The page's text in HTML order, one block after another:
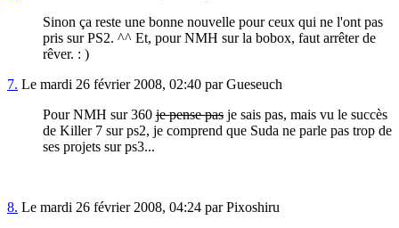
Sinon ça reste une bonne nouvelle pour ceux qui ne l'ont pas
pris sur PS2. ^^ Et, pour NMH sur la bobox, faut arrêter de
rêver. : )
7. Le mardi 26 février 2008, 02:40 par Gueseuch
Pour NMH sur 360 je pense pas je sais pas, mais vu le succès
de Killer 7 sur ps2, je comprend que Suda ne parle pas trop de
ses projets sur ps3...
8. Le mardi 26 février 2008, 04:24 par Pixoshiru